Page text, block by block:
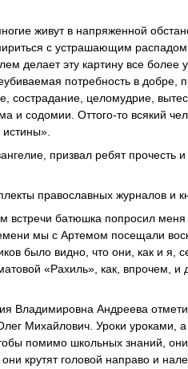
живут в напряженной
с устрашающим распадом
делает эту картину все
потребность в добре,
сострадание, целомудрие,
и содомии. Оттого-то всякий
призвал ребят прочесть
православных журналов и
встречи батюшка попросил
мы с Артемом посещали
было видно, что они, как и я,
«Рахиль», как, впрочем, и
Владимировна Андреева
Михайлович. Уроки уроками,
помимо школьных знаний,
крутят головой направо и